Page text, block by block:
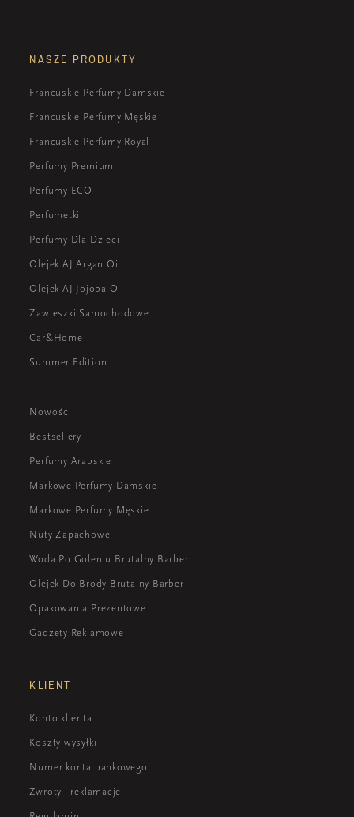
NASZE PRODUKTY
Francuskie Perfumy Damskie
Francuskie Perfumy Męskie
Francuskie Perfumy Royal
Perfumy Premium
Perfumy ECO
Perfumetki
Perfumy Dla Dzieci
Olejek AJ Argan Oil
Olejek AJ Jojoba Oil
Zawieszki Samochodowe
Car&Home
Summer Edition
Nowości
Bestsellery
Perfumy Arabskie
Markowe Perfumy Damskie
Markowe Perfumy Męskie
Nuty Zapachowe
Woda Po Goleniu Brutalny Barber
Olejek Do Brody Brutalny Barber
Opakowania Prezentowe
Gadżety Reklamowe
KLIENT
Konto klienta
Koszty wysyłki
Numer konta bankowego
Zwroty i reklamacje